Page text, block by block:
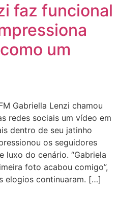
faz funcional
um
Gabriella Lenzi chamou
redes sociais um vídeo em
dentro de seu jatinho
os seguidores
luxo do cenário. “Gabriela
foto acabou comigo”,
elogios continuaram. […]